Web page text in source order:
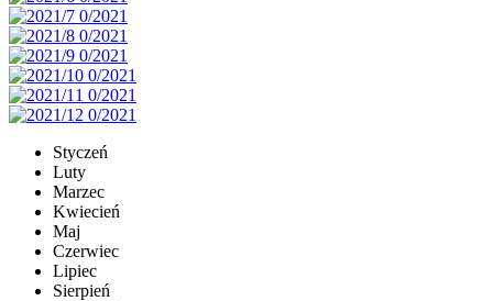
Styczeń
Luty
Marzec
Kwiecień
Maj
Czerwiec
Lipiec
Sierpień